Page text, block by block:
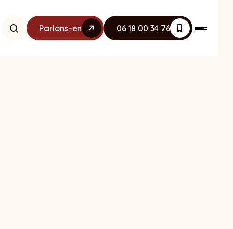
Parlons-en 06 18 00 34 76